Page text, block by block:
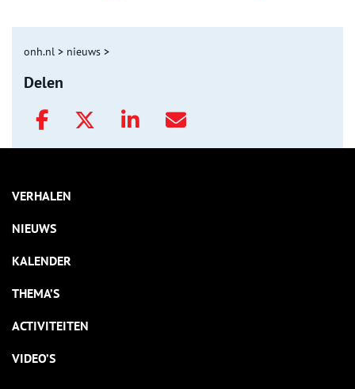
onh.nl > nieuws >
Delen
VERHALEN
NIEUWS
KALENDER
THEMA’S
ACTIVITEITEN
VIDEO’S